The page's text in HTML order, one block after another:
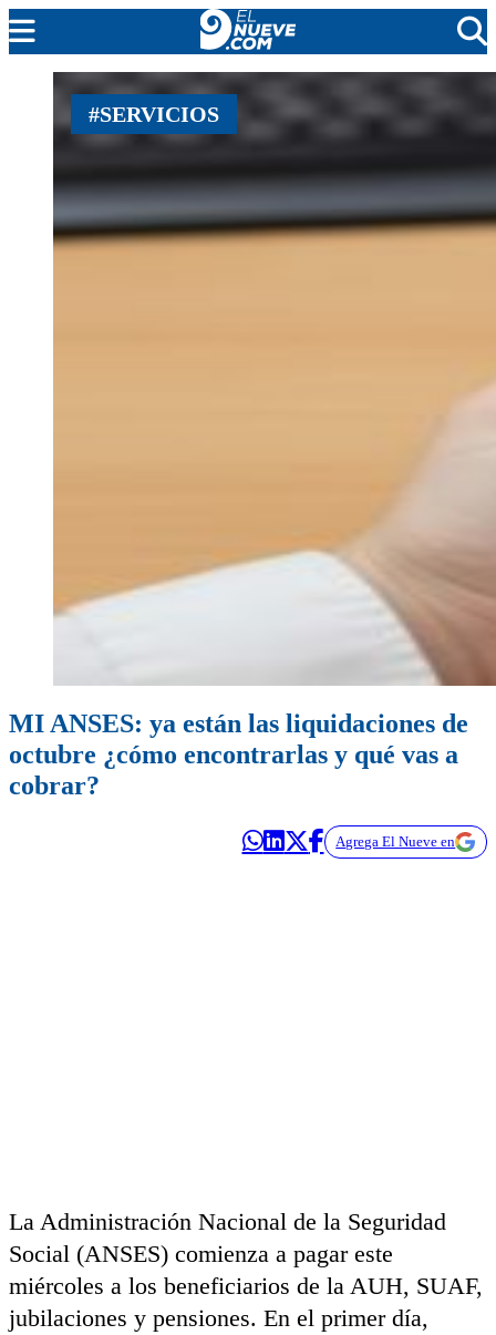
MENDOZA
CADA DÍA
NOTICIERO 9
PROTAGONISTAS
#SERVICIOS
MI ANSES: ya están las liquidaciones de
octubre ¿cómo encontrarlas y qué vas a
cobrar?
Agrega El Nueve en
La Administración Nacional de la Seguridad
Social (ANSES) comienza a pagar este
miércoles a los beneficiarios de la AUH, SUAF,
jubilaciones y pensiones. En el primer día,